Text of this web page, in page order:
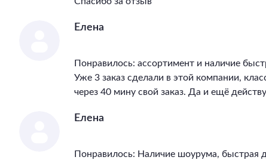
Елена
Понравилось: ассортимент и наличие
Уже 3 заказ сделали в этой компании,
через 40 мину свой заказ. Да и ещё
Елена
Понравилось: Наличие шоурума, быстрая